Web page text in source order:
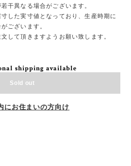
干異なる場合がございます。
した実寸値となっており、生産時期に
ございます。
して頂きますようお願い致します。
shipping available
Sold out
にお住まいの方向け